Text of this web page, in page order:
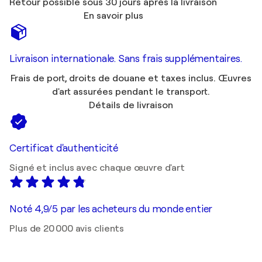
Retour possible sous 30 jours après la livraison
En savoir plus
Livraison internationale. Sans frais supplémentaires.
Frais de port, droits de douane et taxes inclus. Œuvres
d'art assurées pendant le transport.
Détails de livraison
Certificat d'authenticité
Signé et inclus avec chaque œuvre d'art
Noté 4,9/5 par les acheteurs du monde entier
Plus de 20 000 avis clients